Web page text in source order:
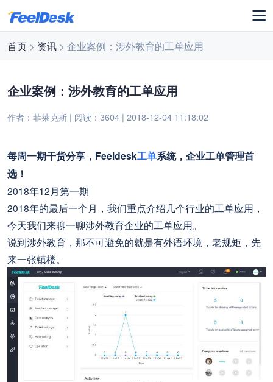
首页 > 资讯 > 企业案例：涉外教育的工单应用
企业案例：涉外教育的工单应用
作者：菲莱克斯 | 阅读：3604 | 2018-12-04 11:18:02
每周一期干货分享，Feeldesk工单系统，企业工单管理首
选！
2018年12月第一期
2018年的最后一个月，我们重点介绍几个行业的工单应用，
今天我们来聊一聊涉外教育企业的工单应用。
说到涉外教育，那不可避免的就是有外语环境，老规矩，先
来一张镇楼。